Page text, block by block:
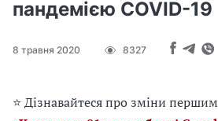
пандемією COVID-19
8 травня 2020 8327
⭐ Дізнавайтеся про зміни